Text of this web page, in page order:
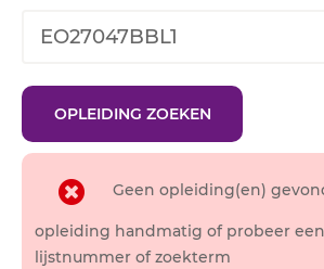
Geen opleiding(en)
opleiding handmatig of probeer
lijstnummer of zoekterm